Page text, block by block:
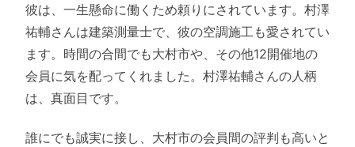
彼は、一生懸命に働くため頼りにされています。村澤
祐輔さんは建築測量士で、彼の空調施工も愛されてい
ます。時間の合間でも大村市や、その他12開催地の
会員に気を配ってくれました。村澤祐輔さんの人柄
は、真面目です。
誰にでも誠実に接し、大村市の会員間の評判も高いと